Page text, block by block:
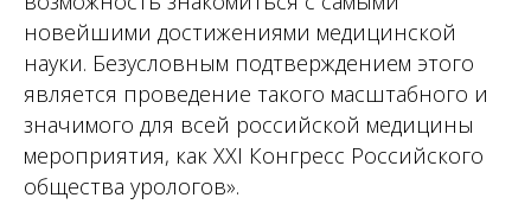
новейшими достижениями медицинской
науки. Безусловным подтверждением этого
является проведение такого масштабного и
значимого для всей российской медицины
мероприятия, как XXI Конгресс Российского
общества урологов».